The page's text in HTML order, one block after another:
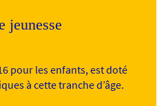
jeunesse
pour les enfants, est doté
à cette tranche d’âge.